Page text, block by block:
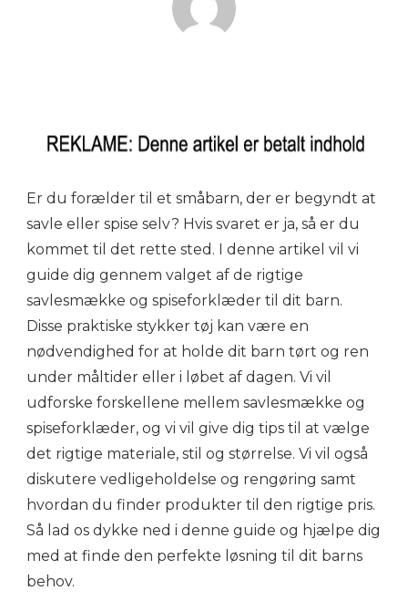
Er du forælder til et småbarn, der er begyndt at
savle eller spise selv? Hvis svaret er ja, så er du
kommet til det rette sted. I denne artikel vil vi
guide dig gennem valget af de rigtige
savlesmække og spiseforklæder til dit barn.
Disse praktiske stykker tøj kan være en
nødvendighed for at holde dit barn tørt og ren
under måltider eller i løbet af dagen. Vi vil
udforske forskellene mellem savlesmække og
spiseforklæder, og vi vil give dig tips til at vælge
det rigtige materiale, stil og størrelse. Vi vil også
diskutere vedligeholdelse og rengøring samt
hvordan du finder produkter til den rigtige pris.
Så lad os dykke ned i denne guide og hjælpe dig
med at finde den perfekte løsning til dit barns
behov.